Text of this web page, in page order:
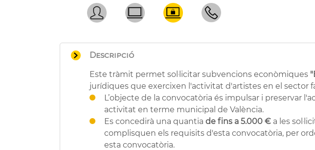
Descripció
Este tràmit permet sol·licitar subvencions econòmiques
jurídiques que exercixen l'activitat d'artistes en el sector
L’objecte de la convocatòria és impulsar i preservar
activitat en terme municipal de València.
Es concedirà una quantia de fins a 5.000 € a les
complisquen els requisits d'esta convocatòria, per
esta convocatòria.